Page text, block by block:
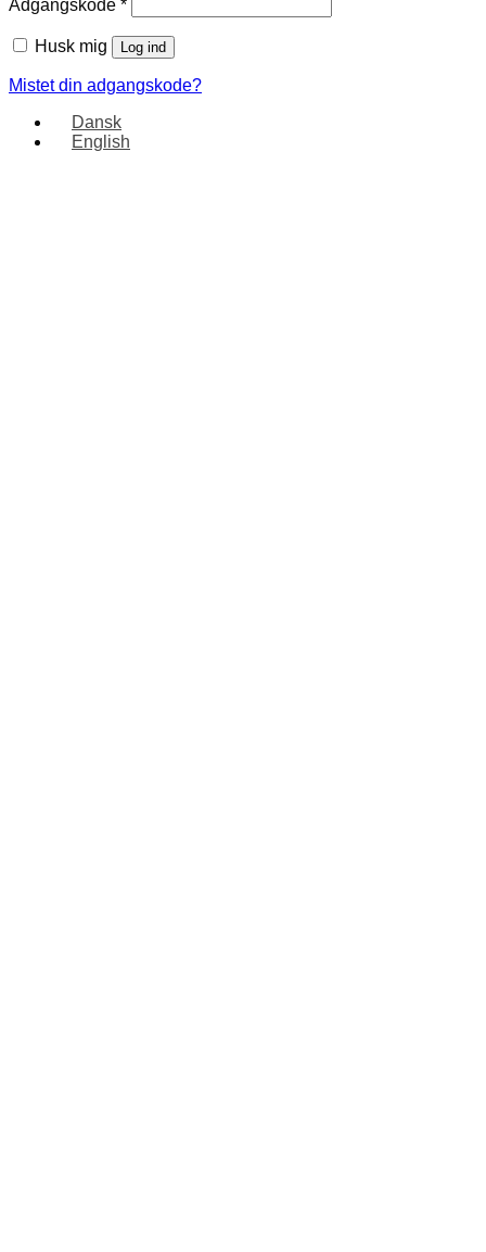
Adgangskode *
Husk mig Log ind
Mistet din adgangskode?
Dansk
English